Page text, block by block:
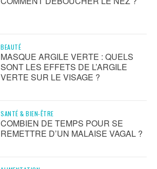
BEAUTÉ
MASQUE ARGILE VERTE : QUELS
SONT LES EFFETS DE L’ARGILE
VERTE SUR LE VISAGE ?
SANTÉ & BIEN-ÊTRE
COMBIEN DE TEMPS POUR SE
REMETTRE D’UN MALAISE VAGAL ?